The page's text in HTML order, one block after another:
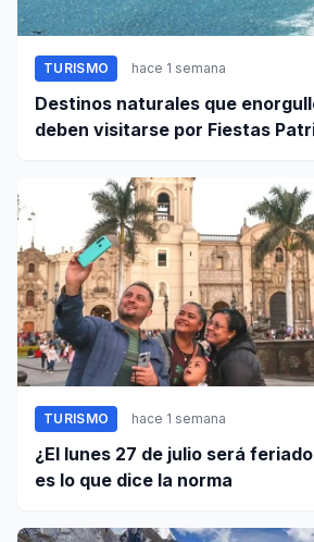
TURISMO hace 1 semana
Destinos naturales que
deben visitarse por Fiestas
TURISMO hace 1 semana
¿El lunes 27 de julio será
es lo que dice la norma